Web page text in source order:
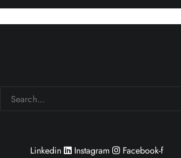
Linkedin Instagram
Facebook-f